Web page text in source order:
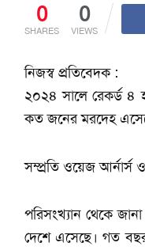
0
SHARES
0
VIEWS
নিজস্ব প্রতিবেদক :
২০২৪ সালে রেকর্ড ৪
কত জনের মরদেহ
সম্প্রতি ওয়েজ আর্নার্স
পরিসংখ্যান থেকে
দেশে এসেছে। গত